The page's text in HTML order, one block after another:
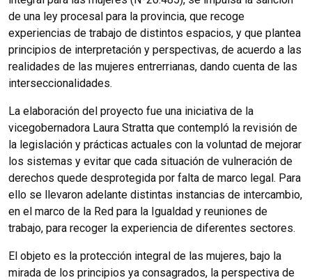
de una ley procesal para la provincia, que recoge
experiencias de trabajo de distintos espacios, y que plantea
principios de interpretación y perspectivas, de acuerdo a las
realidades de las mujeres entrerrianas, dando cuenta de las
interseccionalidades.
La elaboración del proyecto fue una iniciativa de la
vicegobernadora Laura Stratta que contempló la revisión de
la legislación y prácticas actuales con la voluntad de mejorar
los sistemas y evitar que cada situación de vulneración de
derechos quede desprotegida por falta de marco legal. Para
ello se llevaron adelante distintas instancias de intercambio,
en el marco de la Red para la Igualdad y reuniones de
trabajo, para recoger la experiencia de diferentes sectores.
El objeto es la protección integral de las mujeres, bajo la
mirada de los principios ya consagrados, la perspectiva de